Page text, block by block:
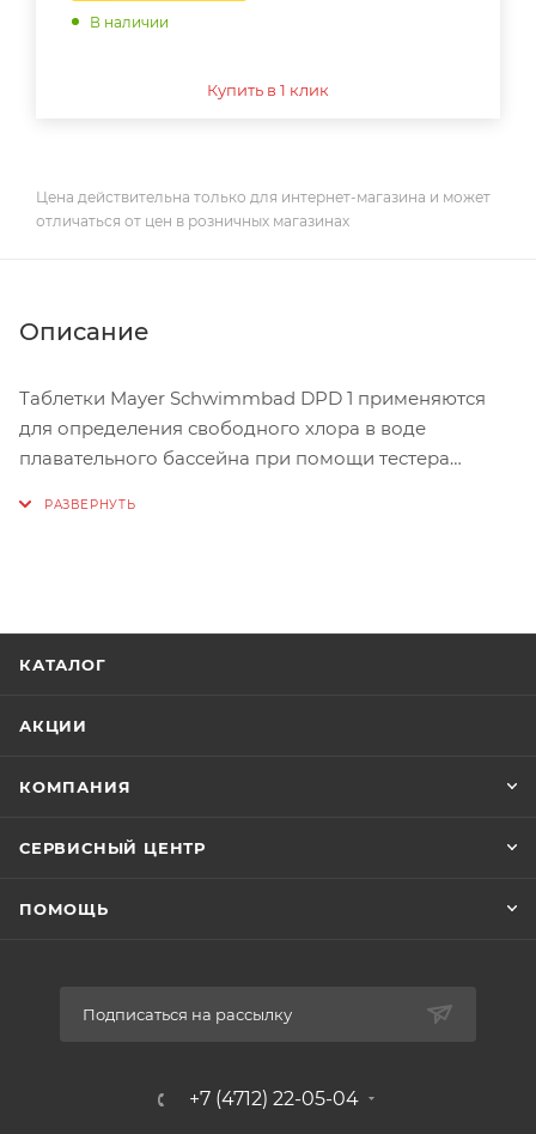
В наличии
Купить в 1 клик
Цена действительна только для интернет-магазина и может
отличаться от цен в розничных магазинах
Описание
Таблетки Mayer Schwimmbad DPD 1 применяются
для определения свободного хлора в воде
плавательного бассейна при помощи тестера
таблетированных реагентов и точность их
дозирования способствуют точности измерений,
неблагоприятных условиях.
КАТАЛОГ
АКЦИИ
КОМПАНИЯ
СЕРВИСНЫЙ ЦЕНТР
ПОМОЩЬ
Подписаться на рассылку
+7 (4712) 22-05-04